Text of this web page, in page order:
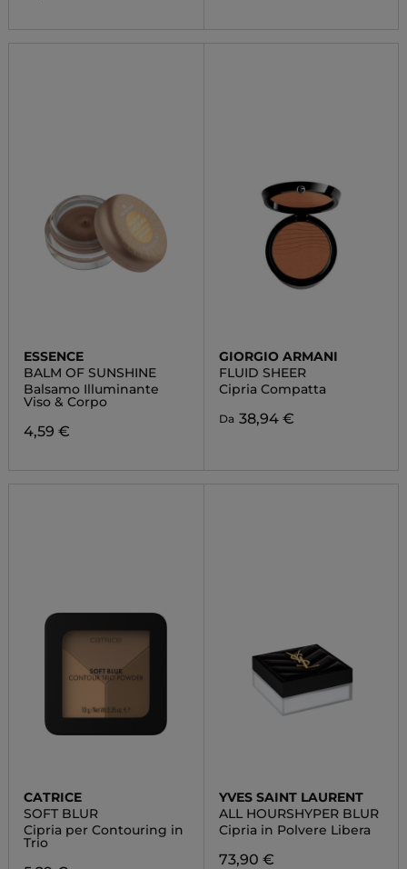
ESSENCE
BALM OF SUNSHINE
Balsamo Illuminante
Viso & Corpo
4,59 €
GIORGIO ARMANI
FLUID SHEER
Cipria Compatta
Da 38,94 €
CATRICE
SOFT BLUR
Cipria per Contouring in
Trio
YVES SAINT LAURENT
ALL HOURSHYPER BLUR
Cipria in Polvere Libera
73,90 €